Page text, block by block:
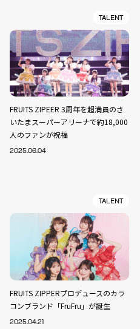
TALENT
FRUITS ZIPEER 3周年を超満員のさ
いたまスーパーアリーナで約18,000
人のファンが祝福
2025.06.04
TALENT
FRUITS ZIPPERプロデュースのカラ
コンブランド「FruFru」が誕生
2025.04.21